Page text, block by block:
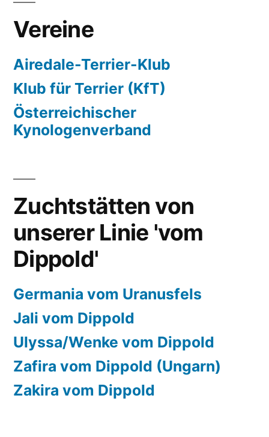
Vereine
Airedale-Terrier-Klub
Klub für Terrier (KfT)
Österreichischer
Kynologenverband
Zuchtstätten von
unserer Linie 'vom
Dippold'
Germania vom Uranusfels
Jali vom Dippold
Ulyssa/Wenke vom Dippold
Zafira vom Dippold (Ungarn)
Zakira vom Dippold